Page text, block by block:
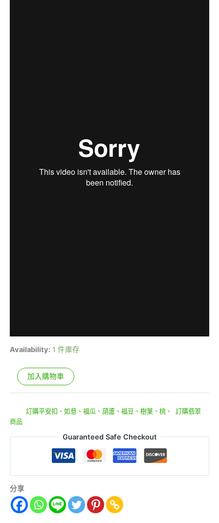
Availability: 1 件庫存
加入購物車
訂購平安扣、如意、福瓜、葫蘆、福豆、樹葉、桃、
訂購翡翠
商品
Guaranteed Safe Checkout
分享